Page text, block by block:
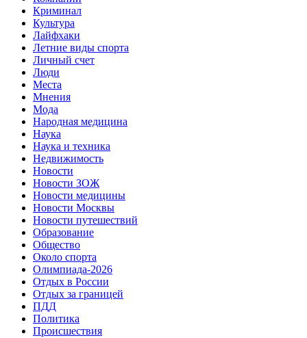
Криминал
Культура
Лайфхаки
Летние виды спорта
Личный счет
Люди
Места
Мнения
Мода
Народная медицина
Наука
Наука и техника
Недвижимость
Новости
Новости ЗОЖ
Новости медицины
Новости Москвы
Новости путешествий
Образование
Общество
Около спорта
Олимпиада-2026
Отдых в России
Отдых за границей
ПДД
Политика
Происшествия